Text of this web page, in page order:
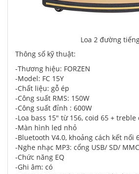
Loa 2 đường
Thông số kỹ thuật:
-Thương hiệu: FORZEN
-Model: FC 15Y
-Chất liệu: gỗ ép
-Công suất RMS: 150W
-Công suất đỉnh : 600W
-Loa bass 15" từ 156, coid 65 + treble
-Màn hình led nhỏ
-Bluetooth V4.0, khoảng cách kết nối
-Nghe nhạc MP3: cổng USB/ SD/
-Chức năng EQ
-Ghi âm: có